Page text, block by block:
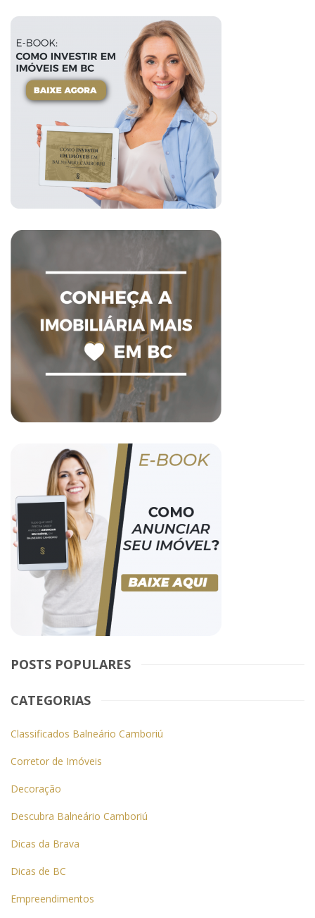
POSTS POPULARES
CATEGORIAS
Classificados Balneário Camboriú
Corretor de Imóveis
Decoração
Descubra Balneário Camboriú
Dicas da Brava
Dicas de BC
Empreendimentos